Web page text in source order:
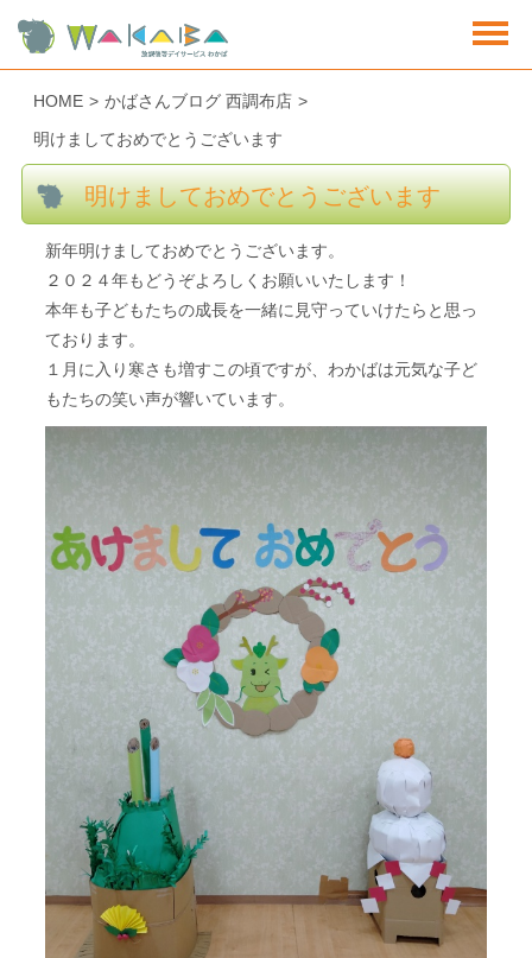
HOME > かばさんブログ 西調布店 >
明けましておめでとうございます
明けましておめでとうございます
新年明けましておめでとうございます。
２０２４年もどうぞよろしくお願いいたします！
本年も子どもたちの成長を一緒に見守っていけたらと思っ
ております。
１月に入り寒さも増すこの頃ですが、わかばは元気な子ど
もたちの笑い声が響いています。